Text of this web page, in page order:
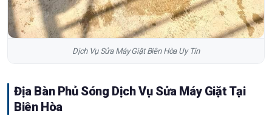
Dịch Vụ Sửa Máy Giặt Biên Hòa Uy Tín
Địa Bàn Phủ Sóng Dịch Vụ Sửa Máy Giặt Tại
Biên Hòa